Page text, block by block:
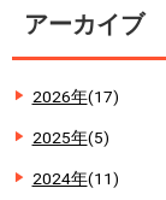
アーカイブ
2026年(17)
2025年(5)
2024年(11)